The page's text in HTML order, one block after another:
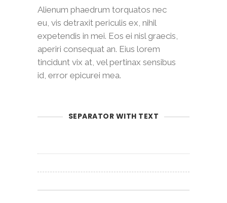
Alienum phaedrum torquatos nec
eu, vis detraxit periculis ex, nihil
expetendis in mei. Eos ei nisl graecis,
aperiri consequat an. Eius lorem
tincidunt vix at, vel pertinax sensibus
id, error epicurei mea.
SEPARATOR WITH TEXT